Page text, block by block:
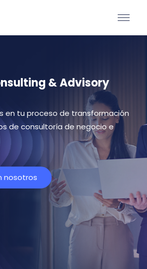
& Advisory
en tu proceso de transformación
de consultoría de negocio e
nosotros